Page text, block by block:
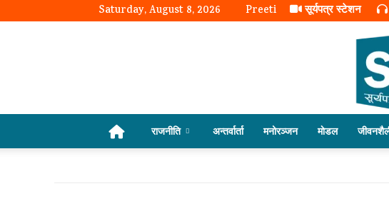
Saturday, August 8, 2026 Preeti सूर्यपत्र स्टेशन
राजनीति अन्तर्वार्ता मनोरञ्जन माेडल